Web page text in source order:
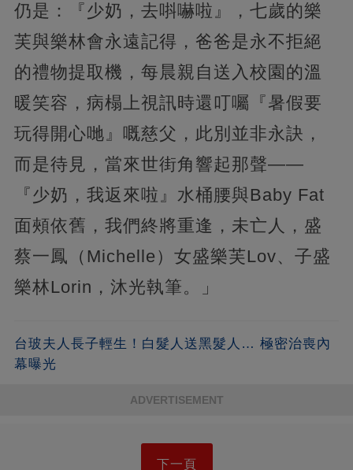
仍是：『少奶，去唞嚇啦』，七歲的樂
芙與樂林會永遠記得，爸爸是永不拒絕
的禮物提取機，每晨親自送入校園的溫
暖笑容，病榻上視訊時還叮囑『暑假要
玩得開心哋』嘅慈父，此別並非永訣，
而是待見，當來世街角響起那聲——
『少奶，我返來啦』水桶腰與Baby Fat
面頰依舊，我們終將重逢，未亡人，盛
蔡一鳳（Michelle）女盛樂芙Lov、子盛
樂林Lorin，沐光執筆。」
台玻夫人長子輕生！白髮人送黑髮人… 極密治喪內
幕曝光
ADVERTISEMENT
下一頁